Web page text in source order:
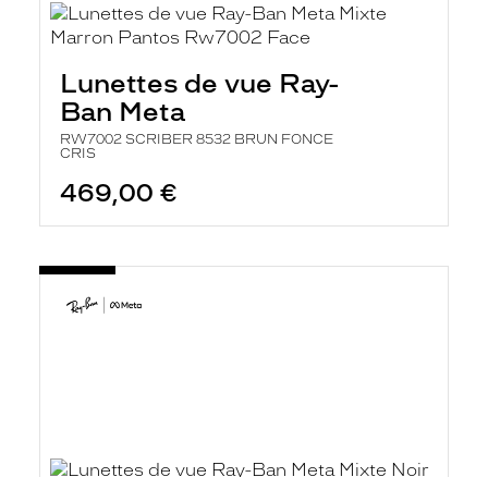
Lunettes de vue Ray-
Ban Meta
RW7002 SCRIBER 8532 BRUN FONCE
CRIS
469,00 €